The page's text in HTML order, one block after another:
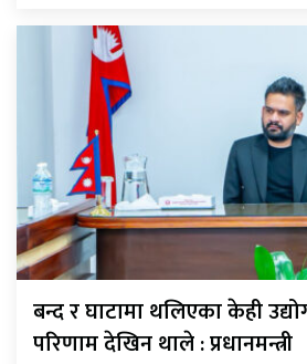
बन्द र घाटामा थलिएका केही
परिणाम देखिन थाले : प्रधानमन्त्री